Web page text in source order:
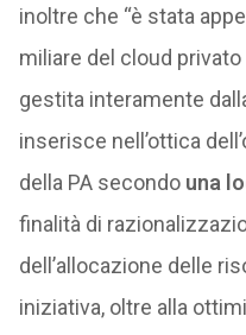
inoltre che “è stata
miliare del cloud
gestita interamente
inserisce nell’ottica
della PA secondo una
finalità di
dell’allocazione delle
iniziativa, oltre alla